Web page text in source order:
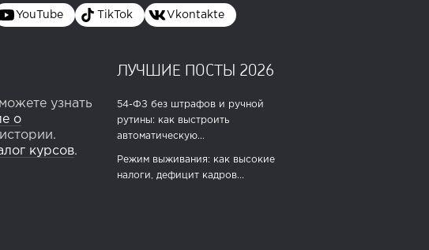
YouTube TikTok Vkontakte
узнать
о
курсов.
ЛУЧШИЕ ПОСТЫ 2026
54-ФЗ без штрафов и ручной
рутины: как выстроить
автоматическую...
Режим выживания: как высокие
налоги, дефицит кадров...